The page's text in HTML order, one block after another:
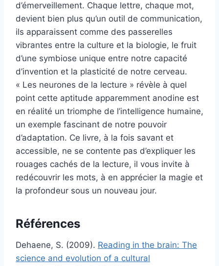
d’émerveillement. Chaque lettre, chaque mot,
devient bien plus qu’un outil de communication,
ils apparaissent comme des passerelles
vibrantes entre la culture et la biologie, le fruit
d’une symbiose unique entre notre capacité
d’invention et la plasticité de notre cerveau.
« Les neurones de la lecture » révèle à quel
point cette aptitude apparemment anodine est
en réalité un triomphe de l’intelligence humaine,
un exemple fascinant de notre pouvoir
d’adaptation. Ce livre, à la fois savant et
accessible, ne se contente pas d’expliquer les
rouages cachés de la lecture, il vous invite à
redécouvrir les mots, à en apprécier la magie et
la profondeur sous un nouveau jour.
Références
Dehaene, S. (2009). Reading in the brain: The
science and evolution of a cultural